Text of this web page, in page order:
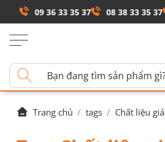
09 36 33 35 37 08 38 33 35 37
Trang chủ / tags / Chất liệu